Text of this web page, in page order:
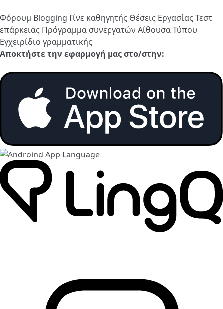
Φόρουμ Blogging Γίνε καθηγητής Θέσεις ΕργασίαςΤεστ
επάρκειας Πρόγραμμα συνεργατών Αίθουσα Τύπου
Εγχειρίδιο γραμματικής
Αποκτήστε την εφαρμογή μας στο/στην: